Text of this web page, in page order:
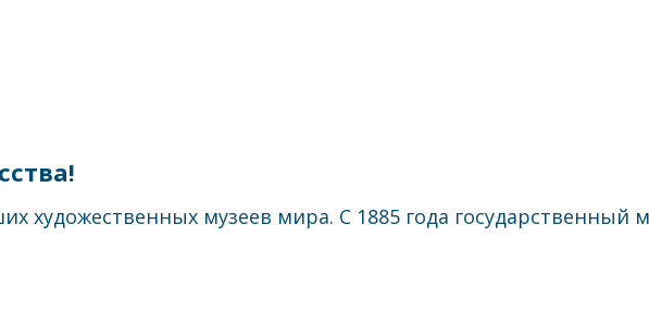
художественных музеев мира. С 1885 года государственный